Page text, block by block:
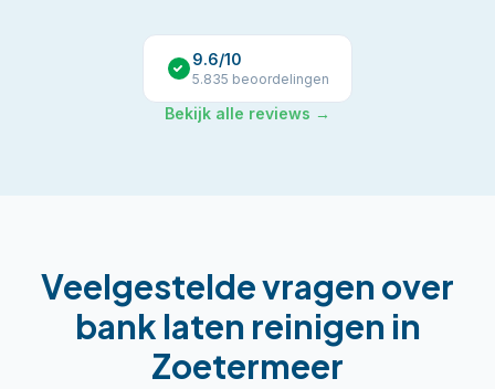
9.6/10
5.835 beoordelingen
Bekijk alle reviews →
Veelgestelde vragen over
bank laten reinigen in
Zoetermeer